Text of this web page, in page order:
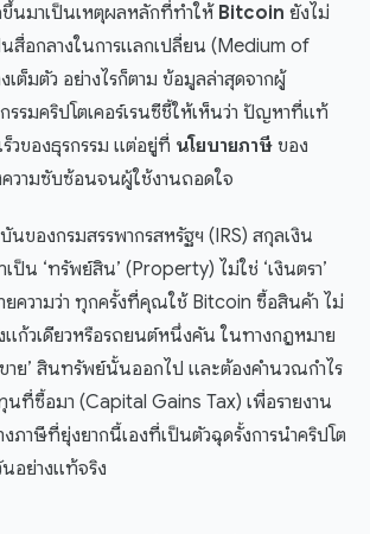
นมาเป็นเหตุผลหลักที่ทำให้ Bitcoin ยังไม่
นสื่อกลางในการแลกเปลี่ยน (Medium of
เต็มตัว อย่างไรก็ตาม ข้อมูลล่าสุดจากผู้
รรมคริปโตเคอร์เรนซีชี้ให้เห็นว่า ปัญหาที่แท้
วของธุรกรรม แต่อยู่ที่ นโยบายภาษี ของ
ความซับซ้อนจนผู้ใช้งานถอดใจ
นของกรมสรรพากรสหรัฐฯ (IRS) สกุลเงิน
น ‘ทรัพย์สิน’ (Property) ไม่ใช่ ‘เงินตรา’
ความว่า ทุกครั้งที่คุณใช้ Bitcoin ซื้อสินค้า ไม่
แก้วเดียวหรือรถยนต์หนึ่งคัน ในทางกฎหมาย
าย’ สินทรัพย์นั้นออกไป และต้องคำนวณกำไร
ที่ซื้อมา (Capital Gains Tax) เพื่อรายงาน
ภาษีที่ยุ่งยากนี้เองที่เป็นตัวฉุดรั้งการนำคริปโต
นอย่างแท้จริง